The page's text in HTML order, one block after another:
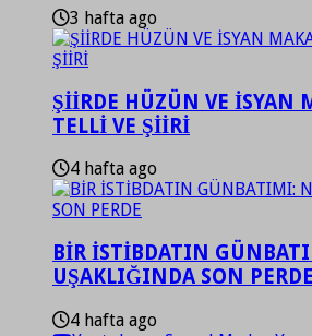
3 hafta ago
ŞİİRDE HÜZÜN VE İSYAN
TELLİ VE ŞİİRİ
4 hafta ago
BİR İSTİBDATIN
UŞAKLIĞINDA SON PERDE
4 hafta ago